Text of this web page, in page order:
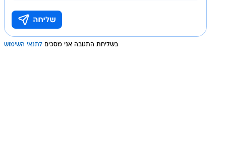
בשליחת התגובה אני מסכים לתנאי השימוש